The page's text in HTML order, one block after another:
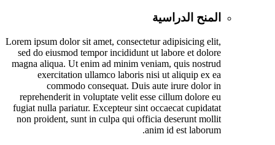
المنح الدراسية
Lorem ipsum dolor sit amet, consectetur adipisicing elit,
sed do eiusmod tempor incididunt ut labore et dolore
magna aliqua. Ut enim ad minim veniam, quis nostrud
exercitation ullamco laboris nisi ut aliquip ex ea
commodo consequat. Duis aute irure dolor in
reprehenderit in voluptate velit esse cillum dolore eu
fugiat nulla pariatur. Excepteur sint occaecat cupidatat
non proident, sunt in culpa qui officia deserunt mollit
anim id est laborum.